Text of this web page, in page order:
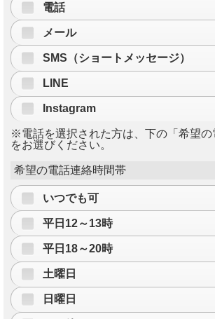
電話
メール
SMS（ショートメッセージ）
LINE
Instagram
※電話を選択された方は、下の「希望の
をお選びください。
希望の電話連絡時間帯
いつでも可
平日12～13時
平日18～20時
土曜日
日曜日